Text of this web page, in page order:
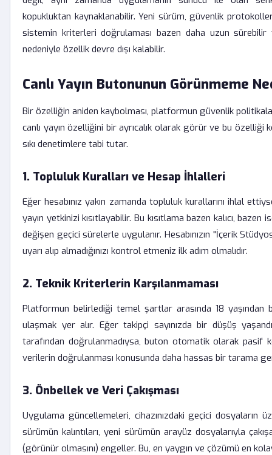
kopukluktan kaynaklanabilir. Yeni sürüm, güvenlik
sistemin kriterleri doğrulaması bazen daha uzun
nedeniyle özellik devre dışı kalabilir.
Canlı Yayın Butonunun Görünmeme
Bir özelliğin aniden kaybolması, platformun güvenlik
canlı yayın özelliğini bir ayrıcalık olarak görür ve bu özelliği
sıkı denetimlere tabi tutar.
1. Topluluk Kuralları ve Hesap İhlalleri
Eğer hesabınız yakın zamanda topluluk kurallarını ihlal
yayın yetkinizi kısıtlayabilir. Bu kısıtlama bazen kalıcı,
değişen geçici sürelerle uygulanır. Hesabınızın "İçerik
uyarı alıp almadığınızı kontrol etmeniz ilk adım olmalıdır.
2. Teknik Kriterlerin Karşılanmaması
Platformun belirlediği temel şartlar arasında 18 yaşından
ulaşmak yer alır. Eğer takipçi sayınızda bir düşüş
tarafından doğrulanmadıysa, buton otomatik olarak pasif
verilerin doğrulanması konusunda daha hassas bir tarama
3. Önbellek ve Veri Çakışması
Uygulama güncellemeleri, cihazınızdaki geçici dosyaların
sürümün kalıntıları, yeni sürümün arayüz dosyalarıyla
(görünür olmasını) engeller. Bu, en yaygın ve çözümü en